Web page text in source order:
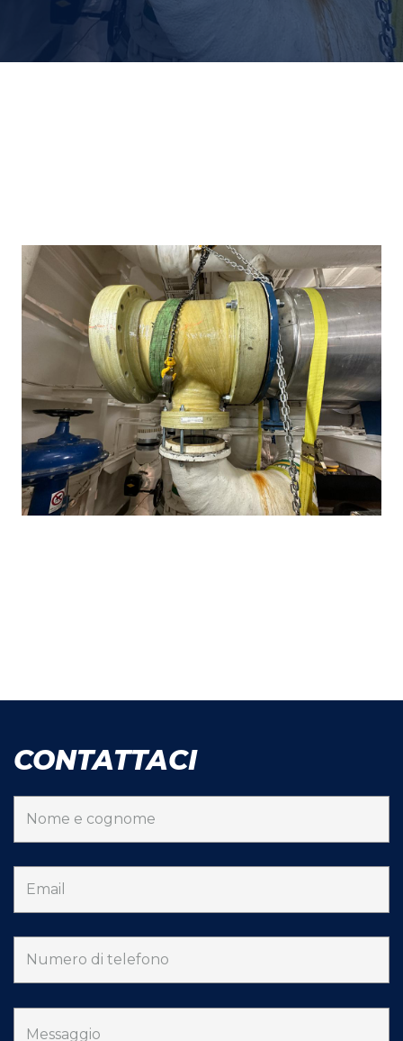
CONTATTACI